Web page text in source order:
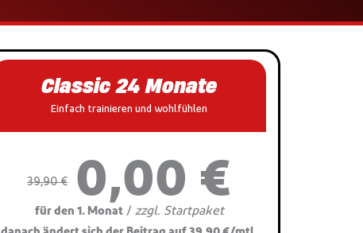
Classic 24 Monate
Einfach trainieren und wohlfühlen
39,90 € 0,00 €
für den 1. Monat/ zzgl. Startpaket